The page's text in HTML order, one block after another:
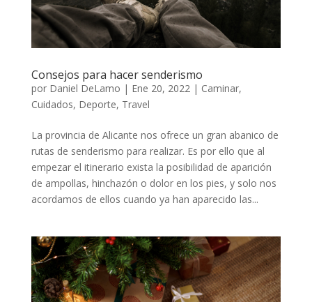
Consejos para hacer senderismo
por Daniel DeLamo | Ene 20, 2022| Caminar,
Cuidados, Deporte, Travel
La provincia de Alicante nos ofrece un gran abanico de
rutas de senderismo para realizar. Es por ello que al
empezar el itinerario exista la posibilidad de aparición
de ampollas, hinchazón o dolor en los pies, y solo nos
acordamos de ellos cuando ya han aparecido las...